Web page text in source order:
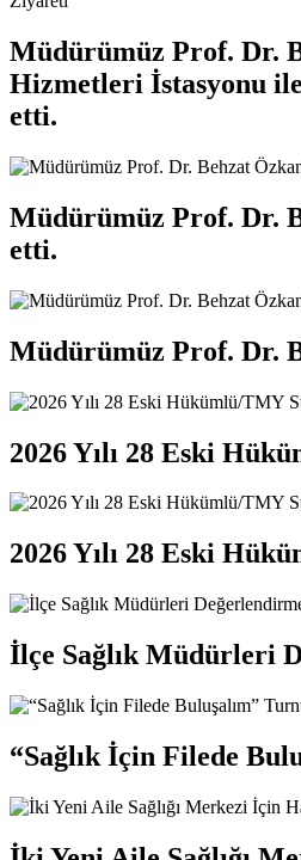
Müdürümüz Prof. Dr.
Hizmetleri İstasyonu
etti.
Müdürümüz Prof. Dr.
etti.
Müdürümüz Prof. Dr.
2026 Yılı 28 Eski
2026 Yılı 28 Eski
İlçe Sağlık Müdürleri
“Sağlık İçin Filede